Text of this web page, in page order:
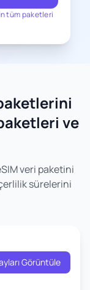
tüm paketleri
ve
veri paketini
sürelerini
Görüntüle